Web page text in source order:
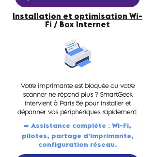
Installation et optimisation Wi-
Fi / Box Internet
Votre imprimante est bloquée ou votre
scanner ne répond plus ? SmartGeek
intervient à Paris 5e pour installer et
dépanner vos périphériques rapidement.
➡️ Assistance complète : Wi-Fi,
pilotes, partage d’imprimante,
configuration réseau.